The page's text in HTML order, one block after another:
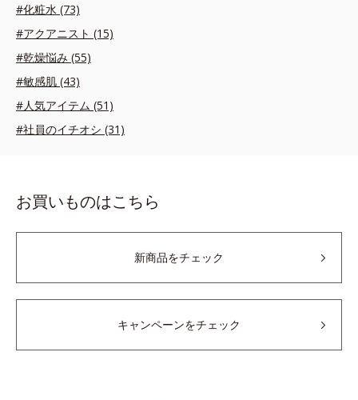
#化粧水 (73)
#アクアニスト (15)
#乾燥悩み (55)
#敏感肌 (43)
#人気アイテム (51)
#社員のイチオシ (31)
お買いものはこちら
新商品をチェック
キャンペーンをチェック